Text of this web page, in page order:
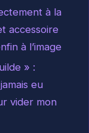
à la
accessoire
à l’image
» :
eu
vider mon